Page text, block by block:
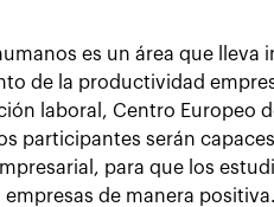
es un área que
de la productividad
laboral, Centro Europeo
participantes serán
para que los
de manera positiva.